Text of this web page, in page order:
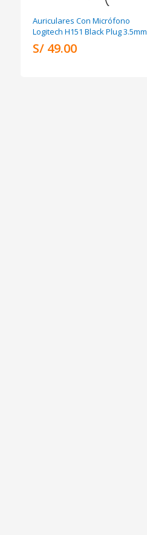
Auriculares Con Micrófono
Logitech H151 Black Plug 3.5mm
S/ 49.00